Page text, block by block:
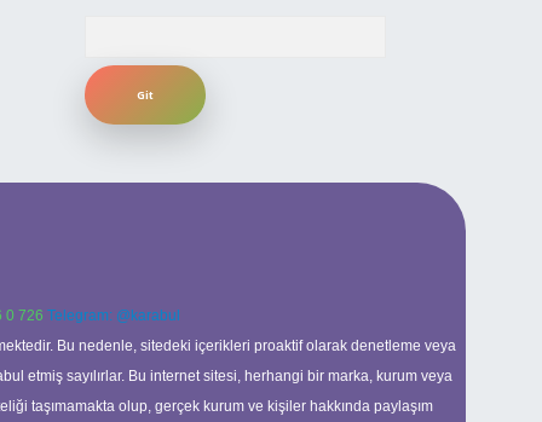
0 726 Telegram: @karabul
Bu nedenle, sitedeki içerikleri proaktif olarak denetleme veya
etmiş sayılırlar. Bu internet sitesi, herhangi bir marka, kurum veya
taşımamakta olup, gerçek kurum ve kişiler hakkında paylaşım